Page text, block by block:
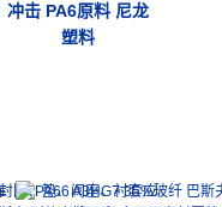
冲击 PA6原料 尼龙
塑料